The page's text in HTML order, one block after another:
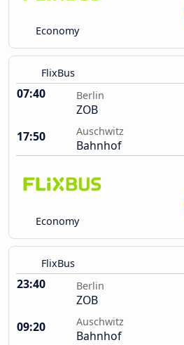
Economy
FlixBus
07:40 Berlin
ZOB
17:50
Auschwitz
Bahnhof
Economy
FlixBus
23:40 Berlin
ZOB
09:20
Auschwitz
Bahnhof